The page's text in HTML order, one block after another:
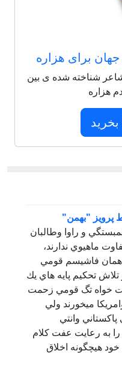
برای هزاره
شعر بی نظیر از 125 شاعر شناخته شده ی بین
هزاره
پرویز "بهمن"
و راوا وطالبان
ماهيوي ندارند،
همان فاشيسم قومي
تحكيم پايه هاي يك
خواه تگ قومي زحمت
ميخورند ولي
وانتي
را به رعايت عفت كلام
هيچگونه اخلاق